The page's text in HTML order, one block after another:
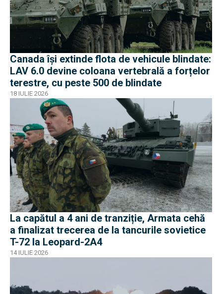
Canada își extinde flota de vehicule blindate:
LAV 6.0 devine coloana vertebrală a forțelor
terestre, cu peste 500 de blindate
18 IULIE 2026
La capătul a 4 ani de tranziție, Armata cehă
a finalizat trecerea de la tancurile sovietice
T-72 la Leopard-2A4
14 IULIE 2026